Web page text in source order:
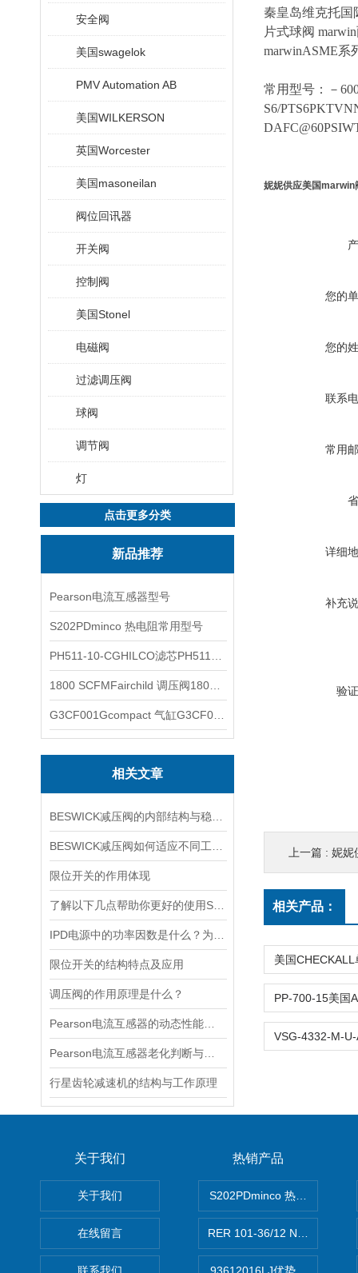
安全阀
美国swagelok
PMV Automation AB
美国WILKERSON
英国Worcester
美国masoneilan
阀位回讯器
开关阀
控制阀
美国Stonel
电磁阀
过滤调压阀
球阀
调节阀
灯
点击更多分类
新品推荐
Pearson电流互感器型号
S202PDminco 热电阻常用型号
相关文章
限位开关的作用体现
限位开关的结构特点及应用
调压阀的作用原理是什么？
行星齿轮减速机的结构与工作原理
秦皇岛维克托国
片式球阀
marwinASME系
常用型号：－
S6/
妮妮供应美国marwin
您的
您的
联系
常用
详细
补充
验
上一篇 : 妮妮
相关产品：
关于我们
关于我们
在线留言
热销产品
S202PDminco 热电阻
RER 101-36/12 NHH离心